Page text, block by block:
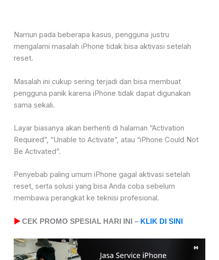
Namun pada beberapa kasus, pengguna justru
mengalami masalah iPhone tidak bisa aktivasi setelah
reset.
Masalah ini cukup sering terjadi dan bisa membuat
pengguna panik karena iPhone tidak dapat digunakan
sama sekali.
Layar biasanya akan berhenti di halaman “Activation
Required”, “Unable to Activate”, atau “iPhone Could Not
Be Activated”.
Penyebab paling umum iPhone gagal aktivasi setelah
reset, serta solusi yang bisa Anda coba sebelum
membawa perangkat ke teknisi profesional.
▶CEK PROMO SPESIAL HARI INI – KLIK DI SINI